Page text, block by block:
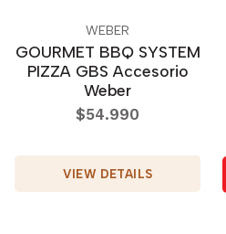
WEBER
GOURMET BBQ SYSTEM
PIZZA GBS Accesorio
Weber
$54.990
VIEW DETAILS